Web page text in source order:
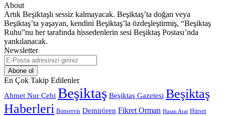
About
Artık Beşiktaşlı sessiz kalmayacak. Beşiktaş’ta doğan veya
Beşiktaş’ta yaşayan, kendini Beşiktaş’la özdeşleştirmiş, “Beşiktaş
Ruhu”nu her tarafında hissedenlerin sesi Beşiktaş Postası’nda
yankılanacak.
Newsletter
E-
Posta
adresinizi
giriniz
En Çok Takip Edilenler
Ahmet Nur Çebi Beşiktaş Beşiktaş Gazetesi Beşiktaş
Haberleri Bonservis Demirören Fikret Orman Hasan Arat Hürser